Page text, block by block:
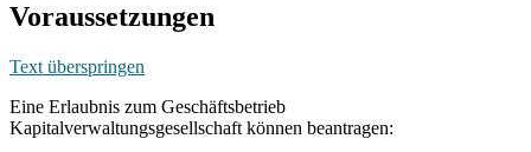
Voraussetzungen
Text überspringen
Eine Erlaubnis zum Geschäftsbetrieb
Kapitalverwaltungsgesellschaft können beantragen: